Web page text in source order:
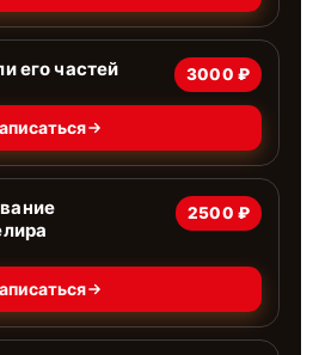
его частей 3000 ₽
2500 ₽